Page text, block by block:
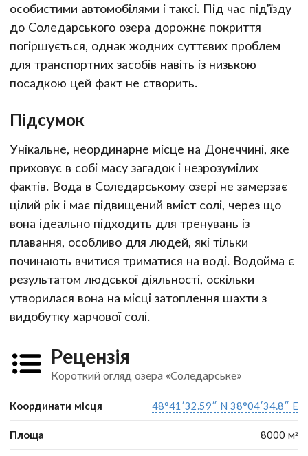
особистими автомобілями і таксі. Під час під'їзду
до Соледарського озера дорожнє покриття
погіршується, однак жодних суттєвих проблем
для транспортних засобів навіть із низькою
посадкою цей факт не створить.
Підсумок
Унікальне, неординарне місце на Донеччині, яке
приховує в собі масу загадок і незрозумілих
фактів. Вода в Соледарському озері не замерзає
цілий рік і має підвищений вміст солі, через що
вона ідеально підходить для тренувань із
плавання, особливо для людей, які тільки
починають вчитися триматися на воді. Водойма є
результатом людської діяльності, оскільки
утворилася вона на місці затоплення шахти з
видобутку харчової солі.
Рецензія
Короткий огляд озера «Соледарське»
Координати місця 48°41′32.59″ N 38°04′34.8″ E
Площа 8000 м²